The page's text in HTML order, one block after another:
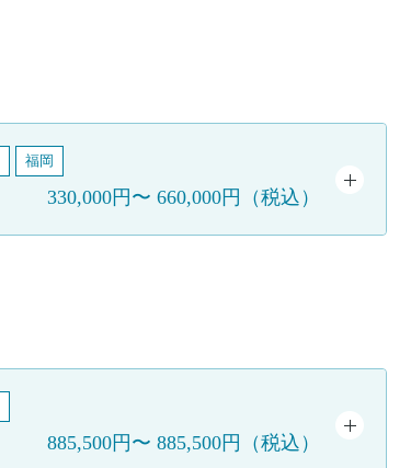
福岡
330,000円 〜 660,000円 （税込）
885,500円 〜 885,500円 （税込）